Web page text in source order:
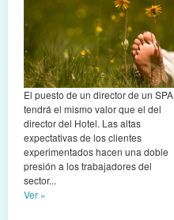
El puesto de un director de un SPA
tendrá el mismo valor que el del
director del Hotel. Las altas
expectativas de los clientes
experimentados hacen una doble
presión a los trabajadores del
sector...
Ver »